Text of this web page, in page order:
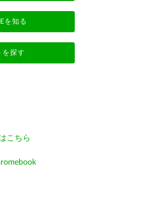
を知る
を探す
こちら